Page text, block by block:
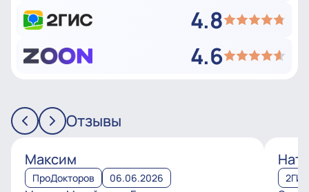
4.8
4.6
Отзывы
Максим
ПроДокторов 06.06.2026